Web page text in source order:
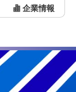
企業情報